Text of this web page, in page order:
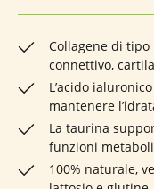
Collagene di
connettivo,
L’acido
mantenere
La taurina
funzioni
100% naturale,